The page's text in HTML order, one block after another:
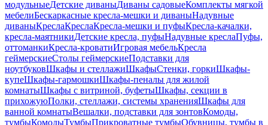
модульныеДетские диваныДиваны садовыеКомплекты мягкой
мебелиБескаркасные кресла-мешки и диваныНадувные
диваныКреслаКреслаКресла-мешки и пуфыКресла-качалки,
кресла-маятникиДетские кресла, пуфыНадувные креслаПуфы,
оттоманкиКресла-кроватиИгровая мебельКресла
геймерскиеСтолы геймерскиеПодставки для
ноутбуковШкафы и стеллажиШкафыСтенки, горкиШкафы-
купеШкафы-гармошкиШкафы-пеналы для жилой
комнатыШкафы с витриной, буфетыШкафы, секции в
прихожуюПолки, стеллажи, системы храненияШкафы для
ванной комнатыВешалки, подставки для зонтовКомоды,
тумбыКомодыТумбыПрикроватные тумбыОбувницы, тумбы в